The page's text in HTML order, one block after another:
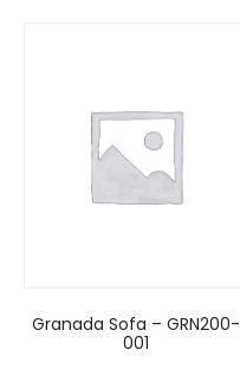
Granada Sofa – GRN200-
001